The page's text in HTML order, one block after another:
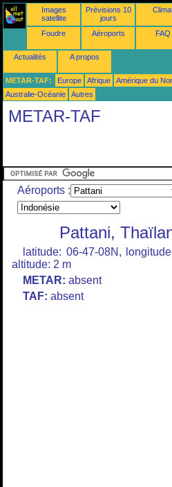
Images
satellite
Prévisions 10
jours
Foudre Aéroports FAQ
Actualités A propos
METAR-TAF: Europe Afrique Amérique du
Australie-Océanie
Autres
METAR-TAF
Aéroports :
Pattani,
latitude: 06-47-08N,
altitude: 2 m
METAR: absent
TAF: absent